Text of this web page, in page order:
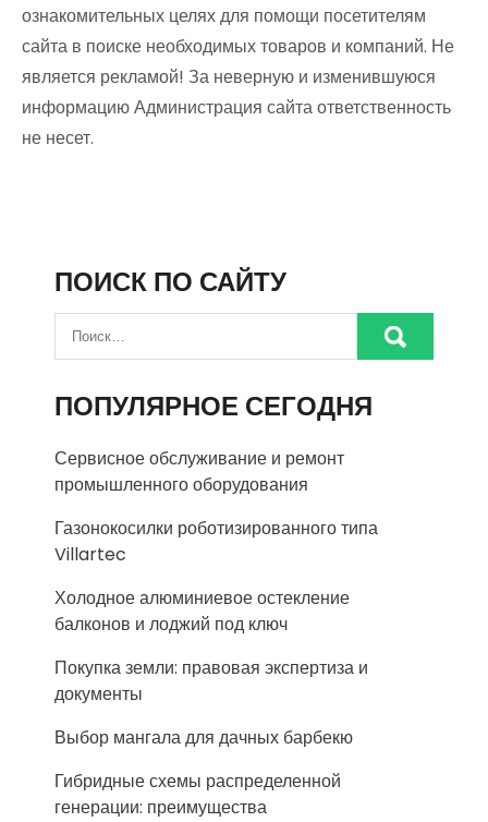
ознакомительных целях для помощи посетителям
сайта в поиске необходимых товаров и компаний. Не
является рекламой! За неверную и изменившуюся
информацию Администрация сайта ответственность
не несет.
ПОИСК ПО САЙТУ
ПОПУЛЯРНОЕ СЕГОДНЯ
Сервисное обслуживание и ремонт
промышленного оборудования
Газонокосилки роботизированного типа
Villartec
Холодное алюминиевое остекление
балконов и лоджий под ключ
Покупка земли: правовая экспертиза и
документы
Выбор мангала для дачных барбекю
Гибридные схемы распределенной
генерации: преимущества